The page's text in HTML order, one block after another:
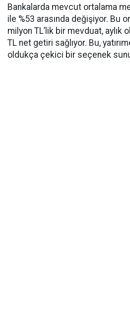
Bankalarda mevcut ortalama
ile %53 arasında değişiyor. Bu
milyon TL’lik bir mevduat, aylık
TL net getiri sağlıyor. Bu,
oldukça çekici bir seçenek